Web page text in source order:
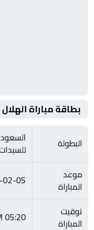
بطاقة مباراة
البطولة
موعد
المباراة
05
توقيت
المباراة 05:20 PM بتوقيت مصر